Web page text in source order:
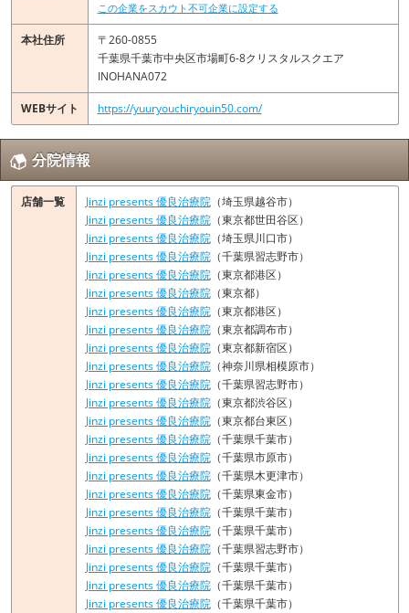
この企業をスカウト不可企業に設定する
本社住所
〒260-0855
千葉県千葉市中央区市場町6-8クリスタルスクエア
INOHANA072
WEBサイト https://yuuryouchiryouin50.com/
分院情報
店舗一覧 Jinzi presents 優良治療院（埼玉県越谷市）
Jinzi presents 優良治療院（東京都世田谷区）
Jinzi presents 優良治療院（埼玉県川口市）
Jinzi presents 優良治療院（千葉県習志野市）
Jinzi presents 優良治療院（東京都港区）
Jinzi presents 優良治療院（東京都）
Jinzi presents 優良治療院（東京都港区）
Jinzi presents 優良治療院（東京都調布市）
Jinzi presents 優良治療院（東京都新宿区）
Jinzi presents 優良治療院（神奈川県相模原市）
Jinzi presents 優良治療院（千葉県習志野市）
Jinzi presents 優良治療院（東京都渋谷区）
Jinzi presents 優良治療院（東京都台東区）
Jinzi presents 優良治療院（千葉県千葉市）
Jinzi presents 優良治療院（千葉県市原市）
Jinzi presents 優良治療院（千葉県木更津市）
Jinzi presents 優良治療院（千葉県東金市）
Jinzi presents 優良治療院（千葉県千葉市）
Jinzi presents 優良治療院（千葉県千葉市）
Jinzi presents 優良治療院（千葉県習志野市）
Jinzi presents 優良治療院（千葉県千葉市）
Jinzi presents 優良治療院（千葉県千葉市）
Jinzi presents 優良治療院（千葉県千葉市）